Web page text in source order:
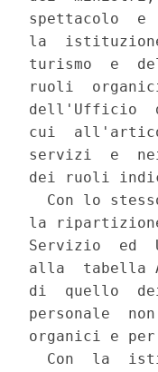
spettacolo  e
la
turismo  e
ruoli
dell'Ufficio
cui
servizi  e
dei ruoli
Con lo
la
Servizio  ed
alla  tabella
di  quello
personale
organici e
Con  la